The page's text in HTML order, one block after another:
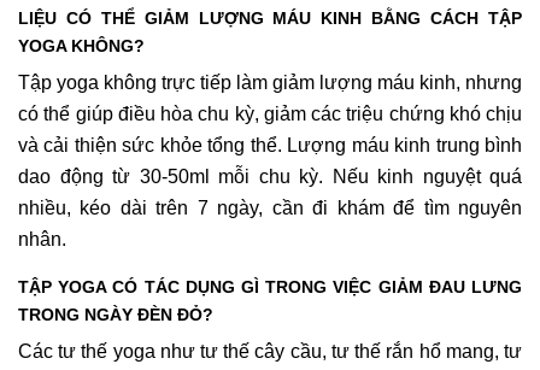
LIỆU CÓ THỂ GIẢM LƯỢNG MÁU KINH BẰNG CÁCH TẬP
YOGA KHÔNG?
Tập yoga không trực tiếp làm giảm lượng máu kinh, nhưng
có thể giúp điều hòa chu kỳ, giảm các triệu chứng khó chịu
và cải thiện sức khỏe tổng thể. Lượng máu kinh trung bình
dao động từ 30-50ml mỗi chu kỳ. Nếu kinh nguyệt quá
nhiều, kéo dài trên 7 ngày, cần đi khám để tìm nguyên
nhân.
TẬP YOGA CÓ TÁC DỤNG GÌ TRONG VIỆC GIẢM ĐAU LƯNG
TRONG NGÀY ĐÈN ĐỎ?
Các tư thế yoga như tư thế cây cầu, tư thế rắn hổ mang, tư